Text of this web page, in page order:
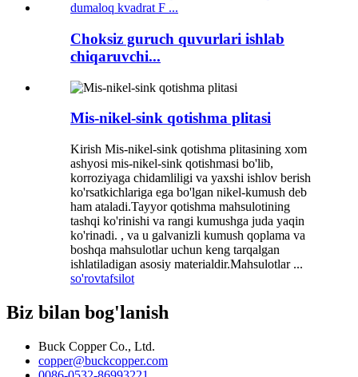
Choksiz guruch quvurlari ishlab
chiqaruvchi...
Mis-nikel-sink qotishma plitasi
Kirish Mis-nikel-sink qotishma plitasining xom
ashyosi mis-nikel-sink qotishmasi bo'lib,
korroziyaga chidamliligi va yaxshi ishlov berish
ko'rsatkichlariga ega bo'lgan nikel-kumush deb
ham ataladi.Tayyor qotishma mahsulotining
tashqi ko'rinishi va rangi kumushga juda yaqin
ko'rinadi. , va u galvanizli kumush qoplama va
boshqa mahsulotlar uchun keng tarqalgan
ishlatiladigan asosiy materialdir.Mahsulotlar ...
so'rovtafsilot
Biz bilan bog'lanish
Buck Copper Co., Ltd.
copper@buckcopper.com